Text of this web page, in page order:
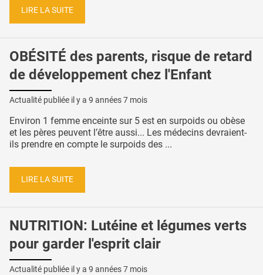
LIRE LA SUITE
OBÉSITÉ des parents, risque de retard
de développement chez l'Enfant
Actualité publiée il y a 9 années 7 mois
Environ 1 femme enceinte sur 5 est en surpoids ou obèse
et les pères peuvent l’être aussi... Les médecins devraient-
ils prendre en compte le surpoids des ...
LIRE LA SUITE
NUTRITION: Lutéine et légumes verts
pour garder l'esprit clair
Actualité publiée il y a 9 années 7 mois